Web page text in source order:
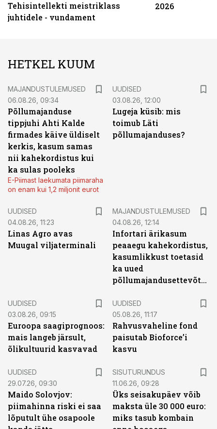
Tehisintellekti meistriklass
juhtidele - vundament
2026
HETKEL KUUM
MAJANDUSTULEMUSED
06.08.26, 09:34
Põllumajanduse
tippjuhi Ahti Kalde
firmades käive üldiselt
kerkis, kasum samas
nii kahekordistus kui
ka sulas pooleks
E-Piimast laekumata piimaraha
on enam kui 1,2 miljonit eurot
UUDISED
03.08.26, 12:00
Lugeja küsib: mis
toimub Läti
põllumajanduses?
UUDISED
04.08.26, 11:23
Linas Agro avas
Muugal viljaterminali
MAJANDUSTULEMUSED
04.08.26, 12:14
Infortari ärikasum
peaaegu kahekordistus,
kasumlikkust toetasid
ka uued
põllumajandusettevõtted
UUDISED
03.08.26, 09:15
Euroopa saagiprognoos:
mais langeb järsult,
õlikultuurid kasvavad
UUDISED
05.08.26, 11:17
Rahvusvaheline fond
paisutab Bioforce’i
kasvu
UUDISED
29.07.26, 09:30
Maido Solovjov:
piimahinna riski ei saa
lõputult ühe osapoole
SISUTURUNDUS
11.06.26, 09:28
Üks seisakupäev võib
maksta üle 30 000 euro:
miks tasub kombain